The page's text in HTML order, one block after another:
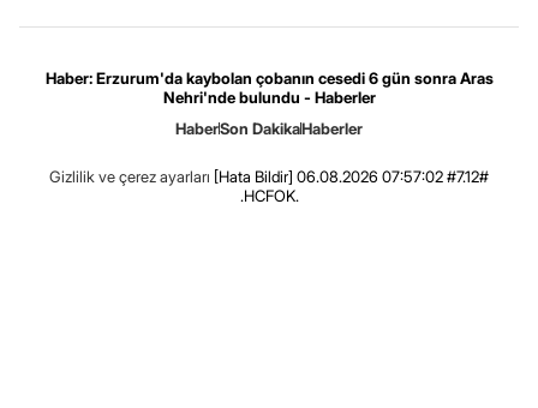
Haber: Erzurum'da kaybolan çobanın cesedi 6 gün sonra Aras
Nehri'nde bulundu - Haberler
HaberSon DakikaHaberler
Gizlilik ve çerez ayarları [Hata Bildir] 06.08.2026 07:57:02 #7.12#
.HCFOK.